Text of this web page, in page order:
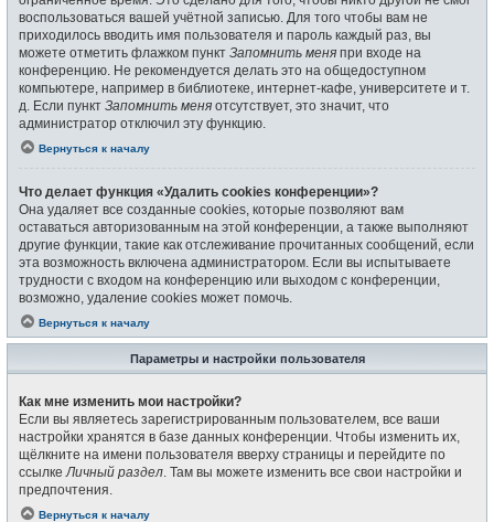
воспользоваться вашей учётной записью. Для того чтобы вам не
приходилось вводить имя пользователя и пароль каждый раз, вы
можете отметить флажком пункт Запомнить меня при входе на
конференцию. Не рекомендуется делать это на общедоступном
компьютере, например в библиотеке, интернет-кафе, университете и т.
д. Если пункт Запомнить меня отсутствует, это значит, что
администратор отключил эту функцию.
Вернуться к началу
Что делает функция «Удалить cookies конференции»?
Она удаляет все созданные cookies, которые позволяют вам
оставаться авторизованным на этой конференции, а также выполняют
другие функции, такие как отслеживание прочитанных сообщений, если
эта возможность включена администратором. Если вы испытываете
трудности с входом на конференцию или выходом с конференции,
возможно, удаление cookies может помочь.
Вернуться к началу
Параметры и настройки пользователя
Как мне изменить мои настройки?
Если вы являетесь зарегистрированным пользователем, все ваши
настройки хранятся в базе данных конференции. Чтобы изменить их,
щёлкните на имени пользователя вверху страницы и перейдите по
ссылкеЛичный раздел. Там вы можете изменить все свои настройки и
предпочтения.
Вернуться к началу